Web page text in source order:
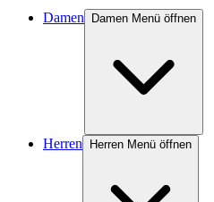
Damen Damen Menü öffnen
Herren Herren Menü öffnen